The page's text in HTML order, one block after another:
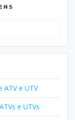
ATV e UTV
e UTVs